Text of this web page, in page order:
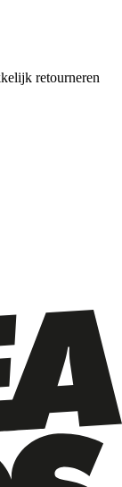
retourneren